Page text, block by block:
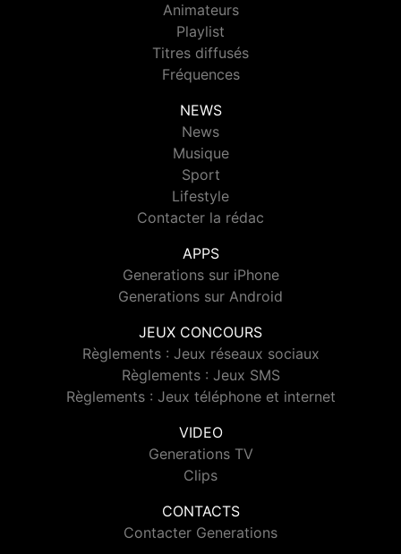
Animateurs
Playlist
Titres diffusés
Fréquences
NEWS
News
Musique
Sport
Lifestyle
Contacter la rédac
APPS
Generations sur iPhone
Generations sur Android
JEUX CONCOURS
Règlements : Jeux réseaux sociaux
Règlements : Jeux SMS
Règlements : Jeux téléphone et internet
VIDEO
Generations TV
Clips
CONTACTS
Contacter Generations